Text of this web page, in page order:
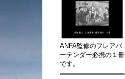
ANFA監修のフレアバ
ーテンダー必携の１冊
です。